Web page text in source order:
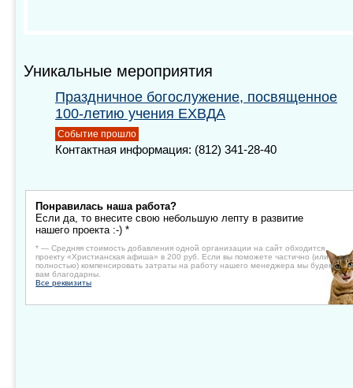
Уникальные мероприятия
Праздничное богослужение, посвященное
100-летию учения ЕХВДА
Событие прошло
Контактная информация: (812) 341-28-40
Понравилась наша работа?
Если да, то внесите свою небольшую лепту в развитие
нашего проекта :-) *
* — Средняя стоимость добавления одной организации на сайт обходится
проекту «Христианская афиша» в 200 руб. Если вы поможете частично (или
полностью) компенсировать затраты на работу нашего менеджера мы будем
вам благодарны.
Все реквизиты